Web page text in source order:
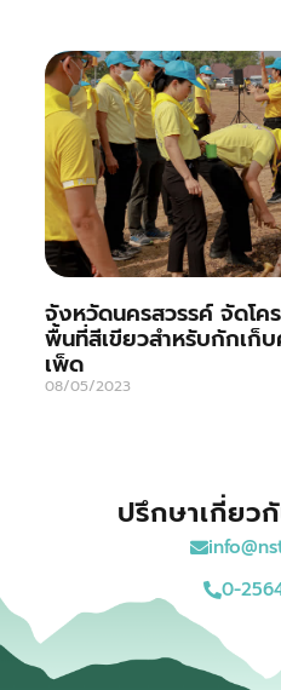
จังหวัดนครสวรรค์ จัดโค
พื้นที่สีเขียวสำหรับกักเก็
เพ็ด
08/05/2023
ปรึกษาเกี่ยว
0-